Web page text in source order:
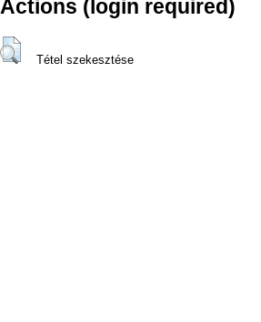
Actions (login required)
Tétel szekesztése